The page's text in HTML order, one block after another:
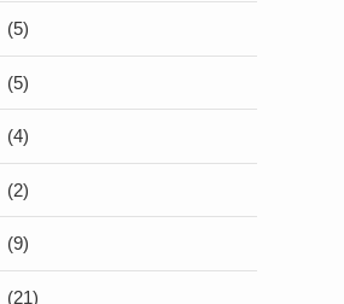
(5)
(5)
(4)
(2)
(9)
(21)